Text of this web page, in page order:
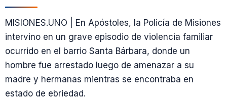
MISIONES.UNO | En Apóstoles, la Policía de Misiones
intervino en un grave episodio de violencia familiar
ocurrido en el barrio Santa Bárbara, donde un
hombre fue arrestado luego de amenazar a su
madre y hermanas mientras se encontraba en
estado de ebriedad.